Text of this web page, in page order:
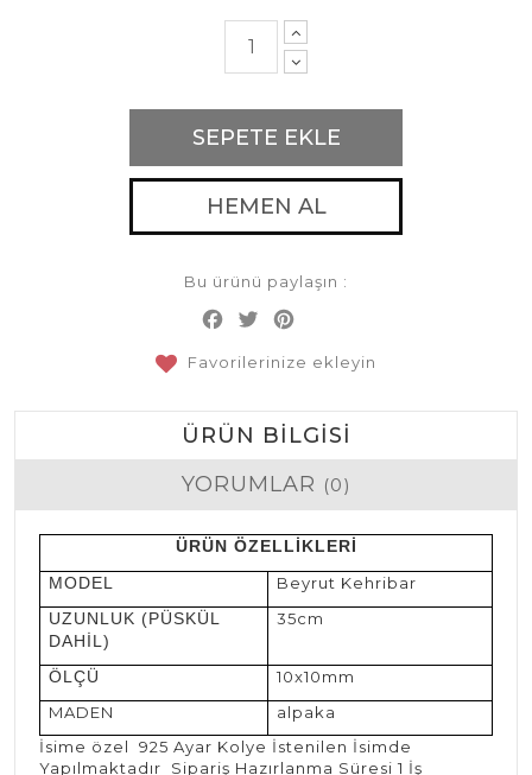
SEPETE EKLE
HEMEN AL
Bu ürünü paylaşın :
Facebook
Twitter
Favorilerinize ekleyin
ÜRÜN BILGISI
YORUMLAR (0)
ÜRÜN ÖZELLİKLERİ
MODEL
Beyrut Kehribar
UZUNLUK (PÜSKÜL
DAHİL)
35cm
ÖLÇÜ
10x10mm
MADEN
alpaka
İsime özel 925 Ayar Kolye İstenilen İsimde
Yapılmaktadır Sipariş Hazırlanma Süresi 1 İş